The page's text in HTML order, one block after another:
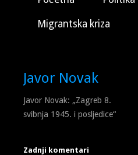
Migrantska kriza
Javor Novak
Javor Novak: „Zagreb 8.
svibnja 1945. i posljedice“
Zadnji komentari